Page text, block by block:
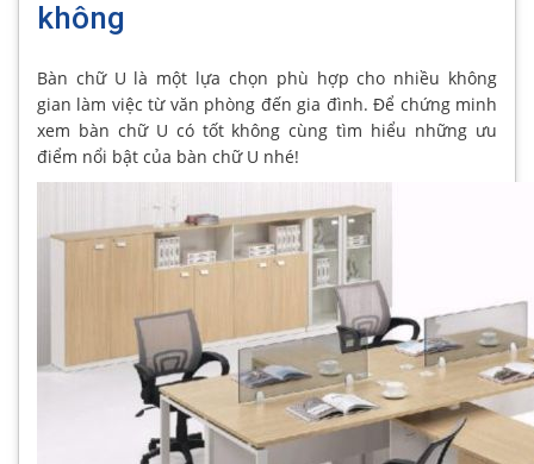
không
Bàn chữ U là một lựa chọn phù hợp cho nhiều không
gian làm việc từ văn phòng đến gia đình. Để chứng minh
xem bàn chữ U có tốt không cùng tìm hiểu những ưu
điểm nổi bật của bàn chữ U nhé!